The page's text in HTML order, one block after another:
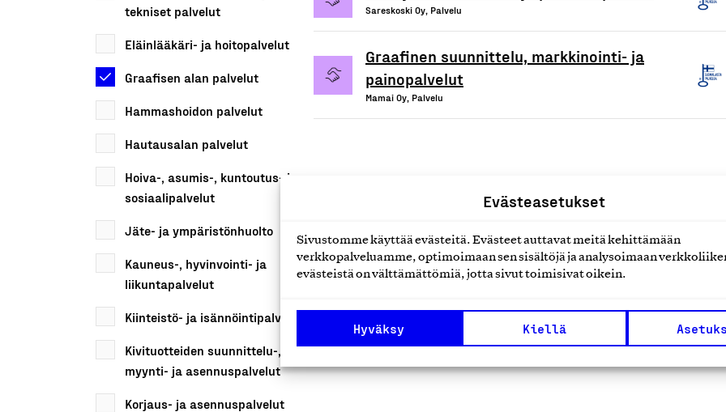
Evästeasetukset
Sivustomme käyttää evästeitä. Evästeet auttavat meitä kehittämään
verkkopalveluamme, optimoimaan sen sisältöjä ja analysoimaan
evästeistä on välttämättömiä, jotta sivut toimisivat oikein.
Hyväksy Kiellä
tekniset palvelut
Eläinlääkäri- ja hoitopalvelut
Graafisen alan palvelut
Hammashoidon palvelut
Hautausalan palvelut
Hoiva-, asumis-, kuntoutus- ja
sosiaalipalvelut
Jäte- ja ympäristönhuolto
Kauneus-, hyvinvointi- ja
liikuntapalvelut
Kiinteistö- ja isännöintipalvelut
Kivituotteiden suunnittelu-,
myynti- ja asennuspalvelut
Korjaus- ja asennuspalvelut
Sareskoski Oy, Palvelu
Graafinen suunnittelu, markkinointi- ja
painopalvelut
Mamai Oy, Palvelu